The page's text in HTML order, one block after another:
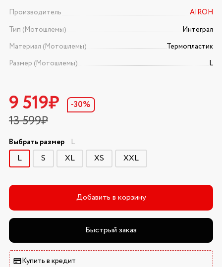
Производитель
AIROH
Тип (Мотошлемы)
Интеграл
Материал (Мотошлемы)
Термопластик
Размер (Мотошлемы)
L
9 519₽
13 599₽
-30%
Выбрать размер L
L S XL XS XXL
Добавить в корзину
Быстрый заказ
Купить в кредит